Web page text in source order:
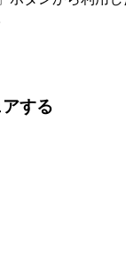
する